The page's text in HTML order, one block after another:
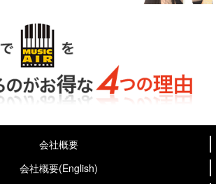
会社概要
会社概要(English)